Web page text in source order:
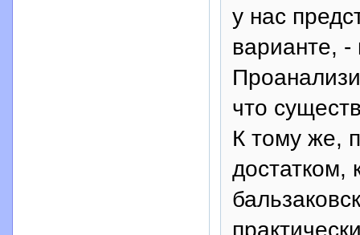
у нас
варианте, -
что
К тому же,
достатком,